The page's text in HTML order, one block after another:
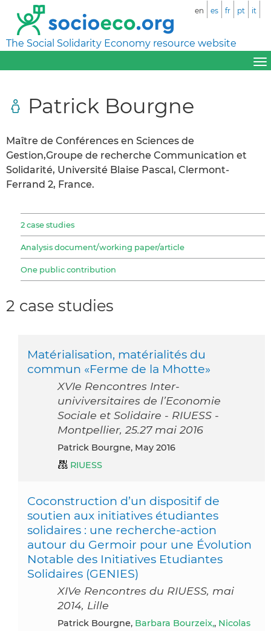
The Social Solidarity Economy resource website
en es fr pt it
Patrick Bourgne
Maître de Conférences en Sciences de
Gestion,Groupe de recherche Communication et
Solidarité, Université Blaise Pascal, Clermont-
Ferrand 2, France.
2 case studies
Analysis document/working paper/article
One public contribution
2 case studies
Matérialisation, matérialités du
commun «Ferme de la Mhotte»
XVIe Rencontres Inter-
univiversitaires de l’Economie
Sociale et Solidaire - RIUESS -
Montpellier, 25.27 mai 2016
Patrick Bourgne, May 2016
RIUESS
Coconstruction d’un dispositif de
soutien aux initiatives étudiantes
solidaires : une recherche-­action
autour du Germoir pour une Évolution
Notable des Initiatives Etudiantes
Solidaires (GENIES)
XIVe Rencontres du RIUESS, mai
2014, Lille
Patrick Bourgne, Barbara Bourzeix,, Nicolas